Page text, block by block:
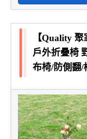
【Quality
戶外折疊椅
布椅/防側翻/